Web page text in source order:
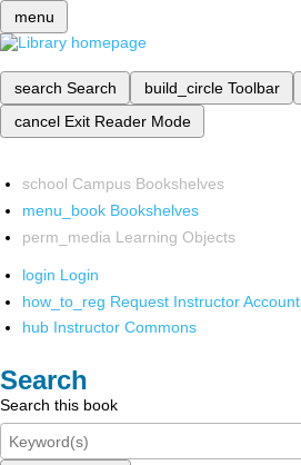
menu
search Search build_circle Toolbar
cancel Exit Reader Mode
school Campus Bookshelves
menu_book Bookshelves
perm_media Learning Objects
login Login
how_to_reg Request Instructor Account
hub Instructor Commons
Search
Search this book